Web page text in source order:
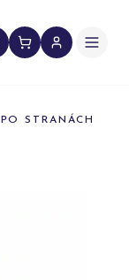
STRANÁCH